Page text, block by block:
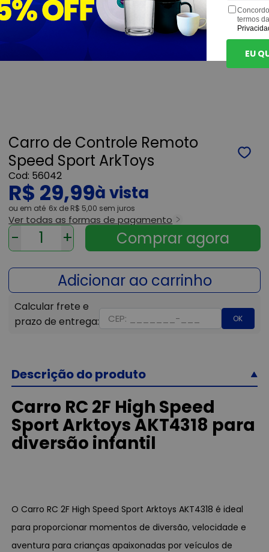
Carro de Controle Remoto
Speed Sport ArkToys
56042
R$ 29,99
ou 6x de R$ 5,00 sem juros
Ver todas as formas de pagamento
- +
OK
Descrição do produto
Carro RC 2F High Speed
Sport Arktoys AKT4318 para
diversão infantil
O Carro RC 2F High Speed Sport Arktoys AKT4318 é ideal
para proporcionar momentos de diversão, velocidade e
aventura para crianças apaixonadas por veículos de
termos
EU